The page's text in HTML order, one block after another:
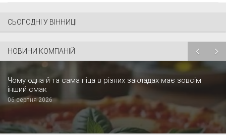
СЬОГОДНІ У ВІННИЦІ
НОВИНИ КОМПАНІЙ
Чому одна й та сама піца в різних закладах має зовсім
інший смак
06 серпня 2026